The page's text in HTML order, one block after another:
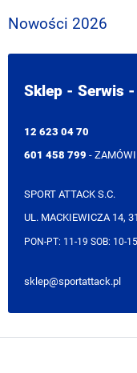
Nowości 2026
Sklep - Serwis
12 623 04 70
601 458 799 -
SPORT ATTACK S.C.
UL. MACKIEWICZA 14,
PON-PT: 11-19 SOB: 10-15
sklep@sportattack.pl